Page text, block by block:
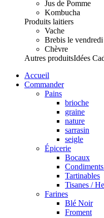
Jus de Pomme
Kombucha
Produits laitiers
Vache
Brebis le vendredi
Chèvre
Autres produitsIdées
Accueil
Commander
Pains
brioche
graine
nature
sarrasin
seigle
Épicerie
Bocaux
Tartinables
Tisanes /
Farines
Blé Noir
Froment